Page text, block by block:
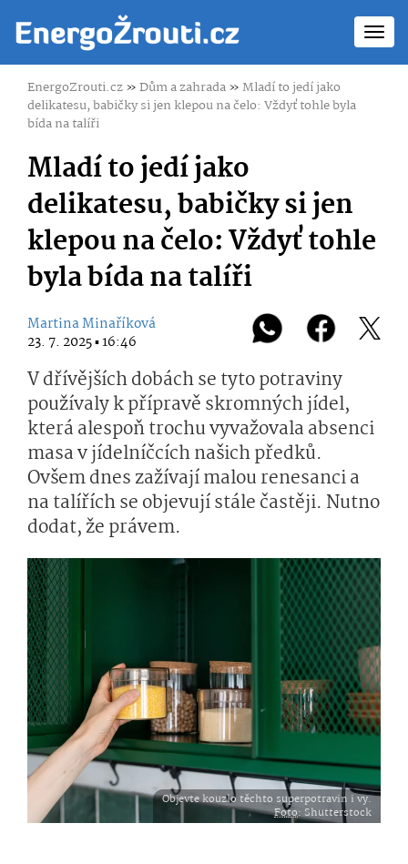
EnergoZrouti.cz»Dům a zahrada»Mladí to jedí jako
delikatesu, babičky si jen klepou na čelo: Vždyť tohle byla
bída na talíři
Mladí to jedí jako
delikatesu, babičky si jen
klepou na čelo: Vždyť tohle
byla bída na talíři
Martina Minaříková
23. 7. 2025 ▪ 16:46
V dřívějších dobách se tyto potraviny
používaly k přípravě skromných jídel,
která alespoň trochu vyvažovala absenci
masa v jídelníčcích našich předků.
Ovšem dnes zažívají malou renesanci a
na talířích se objevují stále častěji. Nutno
dodat, že právem.
Objevte kouzlo těchto superpotravin i vy.
Foto: Shutterstock